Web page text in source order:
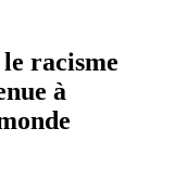
racisme
à